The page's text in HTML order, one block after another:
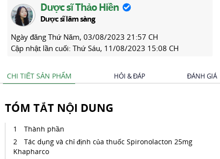
Dược sĩ Thảo Hiền
Dược sĩ lâm sàng
Ngày đăng Thứ Năm, 03/08/2023 21:57 CH
Cập nhật lần cuối: Thứ Sáu, 11/08/2023 15:08 CH
CHI TIẾT SẢN PHẨM HỎI & ĐÁP ĐÁNH GIÁ
TÓM TẮT NỘI DUNG
Thành phần
Tác dụng và chỉ định của thuốc Spironolacton 25mg
Khapharco